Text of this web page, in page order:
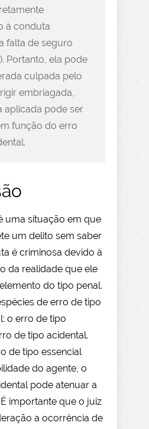
à conduta
falta de seguro
Portanto, ela pode
culpada pelo
embriagada,
aplicada pode ser
função do erro
uma situação em que
um delito sem saber
é criminosa devido à
da realidade que ele
do tipo penal.
de erro de tipo
o erro de tipo
de tipo acidental.
de tipo essencial
do agente, o
pode atenuar a
importante que o juiz
a ocorrência de